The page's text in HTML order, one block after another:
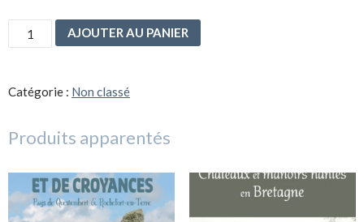
ronde
AJOUTER AU PANIER
Catégorie : Non classé
Produits apparentés